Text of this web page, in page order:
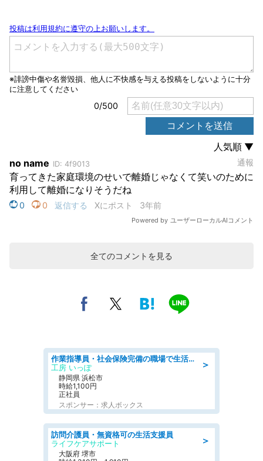
全てのコメントを見る
＞
作業指導員・社会保険完備の職場で生活支援員
工房 いっぽ
静岡県 浜松市
時給1,100円
正社員
スポンサー：求人ボックス
＞
訪問介護員・無資格可の生活支援員
ライフケアサポート
大阪府 堺市